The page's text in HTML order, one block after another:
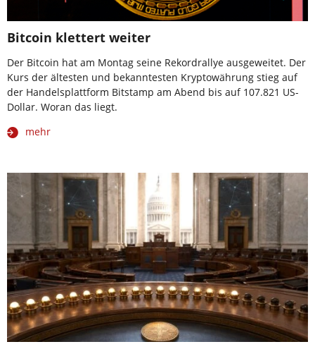
Bitcoin klettert weiter
Der Bitcoin hat am Montag seine Rekordrallye ausgeweitet. Der
Kurs der ältesten und bekanntesten Kryptowährung stieg auf
der Handelsplattform Bitstamp am Abend bis auf 107.821 US-
Dollar. Woran das liegt.
mehr